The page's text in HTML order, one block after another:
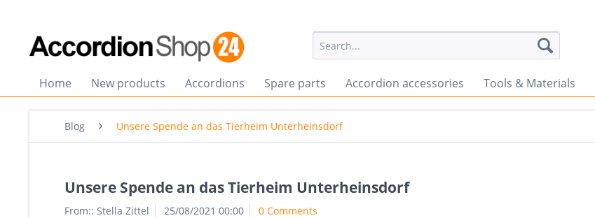
Home New products Accordions Spare parts Accordion accessories Tools & Materials
Blog Unsere Spende an das Tierheim Unterheinsdorf
Unsere Spende an das Tierheim Unterheinsdorf
From:: Stella Zittel 25/08/2021 00:00 0 Comments